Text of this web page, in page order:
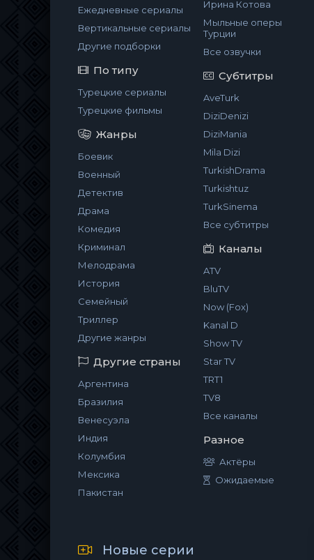
Ежедневные сериалы
Вертикальные сериалы
Другие подборки
По типу
Турецкие сериалы
Турецкие фильмы
Жанры
Боевик
Военный
Детектив
Драма
Комедия
Криминал
Мелодрама
История
Семейный
Триллер
Другие жанры
Другие страны
Аргентина
Бразилия
Венесуэла
Индия
Колумбия
Мексика
Пакистан
Ирина Котова
Мыльные оперы
Турции
Все озвучки
Субтитры
AveTurk
DiziDenizi
DiziMania
Mila Dizi
TurkishDrama
Turkishtuz
TurkSinema
Все субтитры
Каналы
ATV
BluTV
Now (Fox)
Kanal D
Show TV
Star TV
TRT1
TV8
Все каналы
Разное
Актёры
Ожидаемые
Новые серии